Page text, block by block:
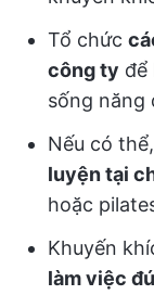
Tổ chức
công ty để
sống năng
Nếu có
luyện tại
hoặc
Khuyến
làm việc